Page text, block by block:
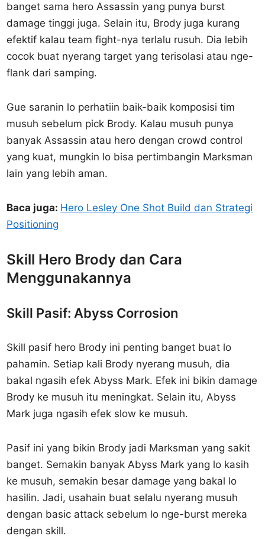
banget sama hero Assassin yang punya burst
damage tinggi juga. Selain itu, Brody juga kurang
efektif kalau team fight-nya terlalu rusuh. Dia lebih
cocok buat nyerang target yang terisolasi atau nge-
flank dari samping.
Gue saranin lo perhatiin baik-baik komposisi tim
musuh sebelum pick Brody. Kalau musuh punya
banyak Assassin atau hero dengan crowd control
yang kuat, mungkin lo bisa pertimbangin Marksman
lain yang lebih aman.
Baca juga: Hero Lesley One Shot Build dan Strategi
Positioning
Skill Hero Brody dan Cara
Menggunakannya
Skill Pasif: Abyss Corrosion
Skill pasif hero Brody ini penting banget buat lo
pahamin. Setiap kali Brody nyerang musuh, dia
bakal ngasih efek Abyss Mark. Efek ini bikin damage
Brody ke musuh itu meningkat. Selain itu, Abyss
Mark juga ngasih efek slow ke musuh.
Pasif ini yang bikin Brody jadi Marksman yang sakit
banget. Semakin banyak Abyss Mark yang lo kasih
ke musuh, semakin besar damage yang bakal lo
hasilin. Jadi, usahain buat selalu nyerang musuh
dengan basic attack sebelum lo nge-burst mereka
dengan skill.